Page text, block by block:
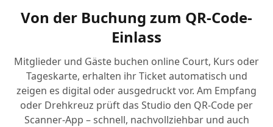
Von der Buchung zum QR-Code-
Einlass
Mitglieder und Gäste buchen online Court, Kurs oder
Tageskarte, erhalten ihr Ticket automatisch und
zeigen es digital oder ausgedruckt vor. Am Empfang
oder Drehkreuz prüft das Studio den QR-Code per
Scanner-App – schnell, nachvollziehbar und auch